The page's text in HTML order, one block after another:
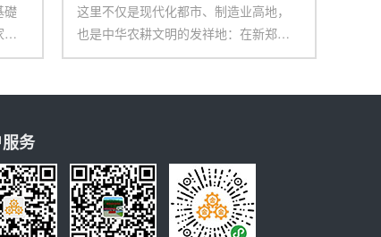
礎
海
这里不仅是现代化都市、制造业高地，
也是中华农耕文明的发祥地：在新郑裴
李岗村里，有800
务